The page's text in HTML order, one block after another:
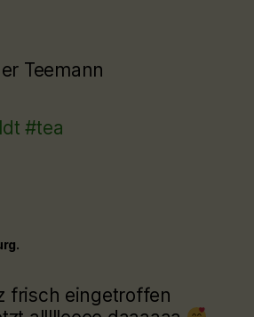
Teemann
#tea
frisch eingetroffen